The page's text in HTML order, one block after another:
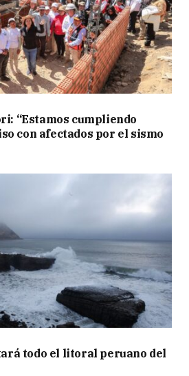
“Estamos cumpliendo
con afectados por el sismo
todo el litoral peruano del